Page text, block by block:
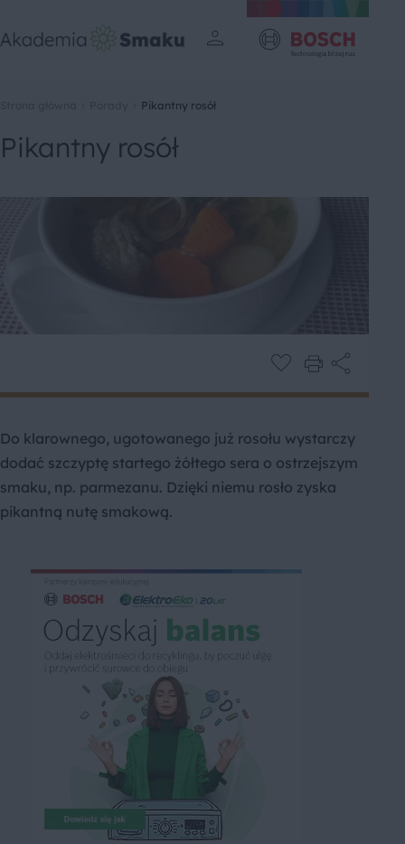
Pikantny rosół
Pikantny rosół
Do klarownego, ugotowanego już rosołu wystarczy
dodać szczyptę startego żółtego sera o ostrzejszym
smaku, np. parmezanu. Dzięki niemu rosło zyska
pikantną nutę smakową.